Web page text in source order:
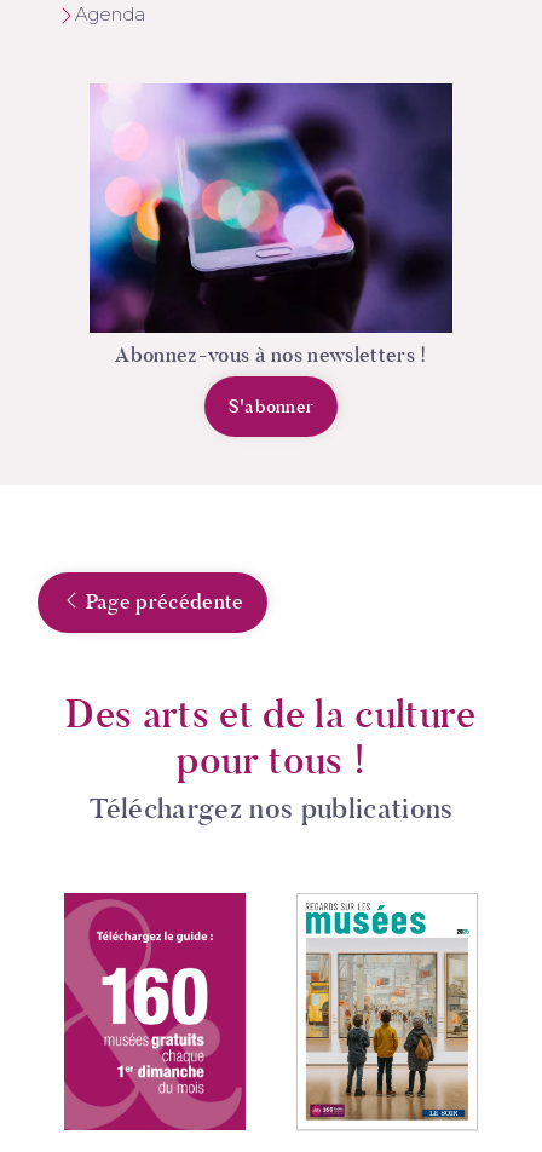
Agenda
Abonnez-vous à nos newsletters !
S'abonner
Page précédente
Des arts et de la culture
pour tous !
Téléchargez nos publications